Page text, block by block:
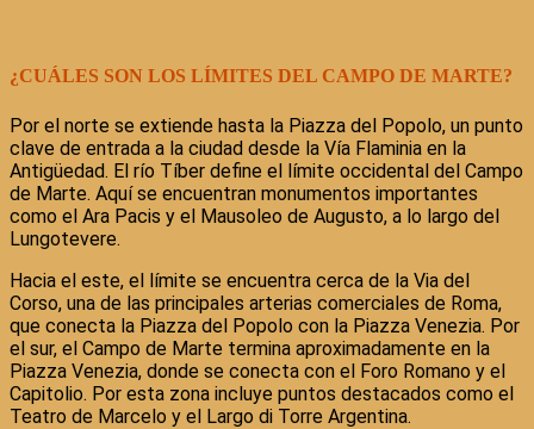
¿CUÁLES SON LOS LÍMITES DEL CAMPO DE MARTE?
Por el norte se extiende hasta la Piazza del Popolo, un punto
clave de entrada a la ciudad desde la Vía Flaminia en la
Antigüedad. El río Tíber define el límite occidental del Campo
de Marte. Aquí se encuentran monumentos importantes
como el Ara Pacis y el Mausoleo de Augusto, a lo largo del
Lungotevere.
Hacia el este, el límite se encuentra cerca de la Via del
Corso, una de las principales arterias comerciales de Roma,
que conecta la Piazza del Popolo con la Piazza Venezia. Por
el sur, el Campo de Marte termina aproximadamente en la
Piazza Venezia, donde se conecta con el Foro Romano y el
Capitolio. Por esta zona incluye puntos destacados como el
Teatro de Marcelo y el Largo di Torre Argentina.